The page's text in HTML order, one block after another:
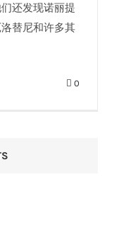
还发现诺丽提
替尼和许多其
0